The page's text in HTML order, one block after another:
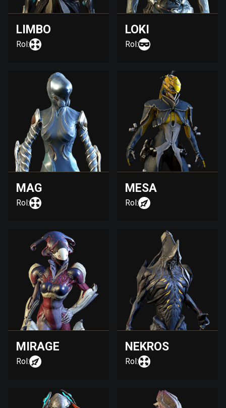
LIMBO
Rol:
LOKI
Rol:
MAG
Rol:
MESA
Rol:
MIRAGE
Rol:
NEKROS
Rol: